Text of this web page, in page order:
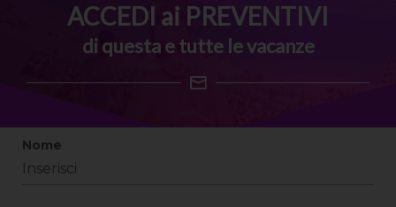
ACCEDI ai PREVENTIVI
di questa e tutte le vacanze
Nome